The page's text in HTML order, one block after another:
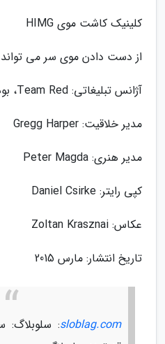
کلینیک کاشت موی HIMG
از دست دادن موی سر می
آژانس تبلیغاتی: Team Red، بوداپست، مجارستان
مدیر خلاقیت: Gregg Harper
مدیر هنری: Peter Magda
کپی رایتر: Daniel Csirke
عکاس: Zoltan Krasznai
تاریخ انتشار: مارس 2015
sloblag.com: سلوبلاگ: